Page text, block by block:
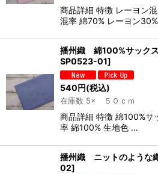
商品詳細 特徴 レーヨン
混率 綿70% レーヨン
播州織 綿100%サック
SP0523-01]
540円(税込)
在庫数 5× ５０ｃｍ
商品詳細 特徴 綿100%サ
率 綿100% 生地色 …
播州織 ニットのような
02]